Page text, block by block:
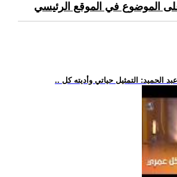
الموضوع في الموقع الرئيسي
الحميد: التمثيل حياتي وأديته كل